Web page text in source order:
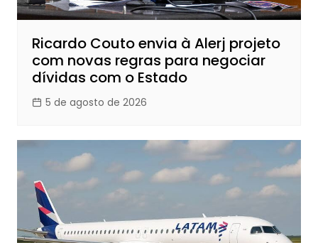
Ricardo Couto envia à Alerj projeto
com novas regras para negociar
dívidas com o Estado
5 de agosto de 2026